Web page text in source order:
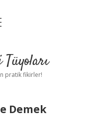
Tüyoları
pratik fikirler!
Demek